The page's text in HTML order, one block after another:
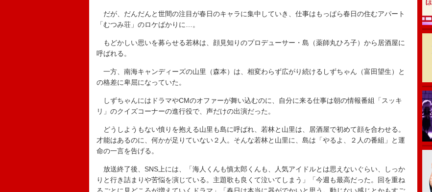
だが、だんだんと世間の注目が春日のキャラに集中していき、仕事はもっぱら春日の住むアパート
「むつみ荘」のロケばかりに…。
もどかしい思いを募らせる若林は、顔見知りのプロデューサー・島（薬師丸ひろ子）から居酒屋に
呼ばれる。
一方、南海キャンディーズの山里（森本）は、相変わらず広がり続けるしずちゃん（富田望生）と
の格差に卑屈になっていた。
しずちゃんにはドラマやCMのオファーが舞い込むのに、自分に来る仕事は朝の情報番組「スッキ
リ」のクイズコーナーの進行役で、声だけの出演だった。
どうしようもない憤りを抱える山里も島に呼ばれ、若林と山里は、居酒屋で初めて顔を合わせる。
才能はあるのに、何かが足りていない２人。そんな若林と山里に、島は「やるよ、２人の番組」と運
命の一言を告げる。
放送終了後、SNS上には、「海人くんも慎太郎くんも、人気アイドルとは思えないぐらい、しっか
りと行き詰まりや苦悩を演じている。主題歌も良くて泣いてしまう」「今週も最高だった。回を重ね